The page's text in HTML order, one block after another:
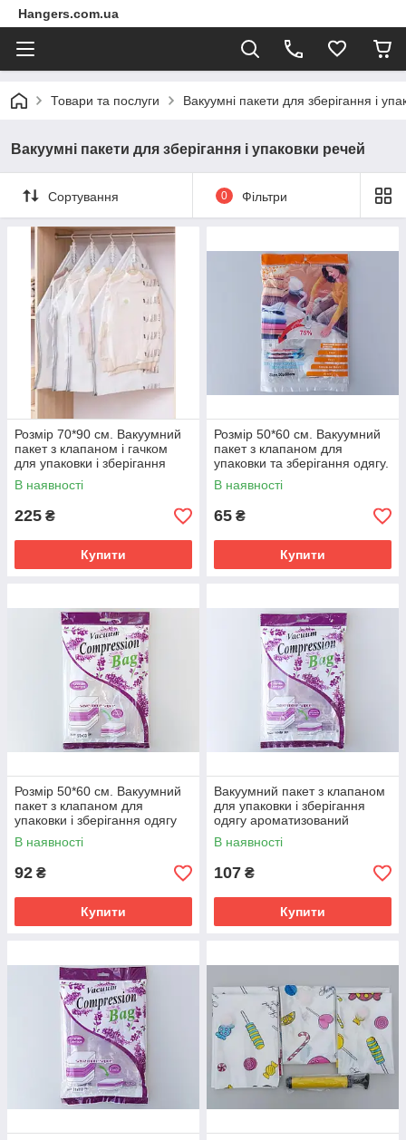
Hangers.com.ua
Товари та послуги Вакуумні пакети для зберігання і
Вакуумні пакети для зберігання і упаковки речей
Сортування 0 Фільтри
Розмір 70*90 см. Вакуумний
пакет з клапаном і гачком
для упаковки і зберігання
одягу, з малюнком.
В наявності
225 ₴
Купити
Розмір 50*60 см. Вакуумний
пакет з клапаном для
упаковки та зберігання одягу.
В наявності
65 ₴
Купити
Розмір 50*60 см. Вакуумний
пакет з клапаном для
упаковки і зберігання одягу
ароматизований "Лаванда".
В наявності
92 ₴
Купити
Вакуумний пакет з клапаном
для упаковки і зберігання
одягу ароматизований
"Лаванда". Розмір 60*80 см
В наявності
107 ₴
Купити